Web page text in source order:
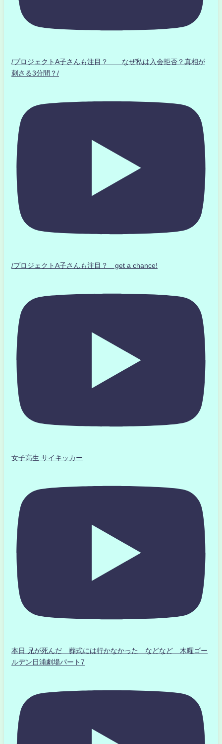
/プロジェクトA子さんも注目？ なぜ私は入会拒否？真相が
刺さる3分間？/
/プロジェクトA子さんも注目？ get a chance!
女子高生 サイキッカー
本日 兄が死んだ 葬式には行かなかった などなど 木曜ゴー
ルデン日浦劇場パート7